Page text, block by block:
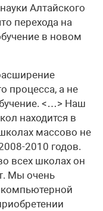
Алтайского
перехода на
в новом
процесса, а не
<…> Наш
находится в
массово не
2010 годов.
всех школах он
Мы очень